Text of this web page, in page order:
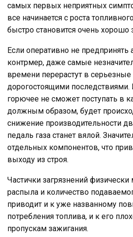
самых первых неприятных
все начинается с роста
быстро становится очень хорошо
Если оперативно не предпринять
контрмер, даже самые
времени перерастут в
дорогостоящими последствиями.
горючее не сможет поступать в
должным образом, будет
снижение производительности
педаль газа станет вялой.
отдельных компонентов, что
выходу из строя.
Частички загрязнений
распыла и количество
приводит и к уже названному
потребления топлива, и к его
пропускам зажигания.